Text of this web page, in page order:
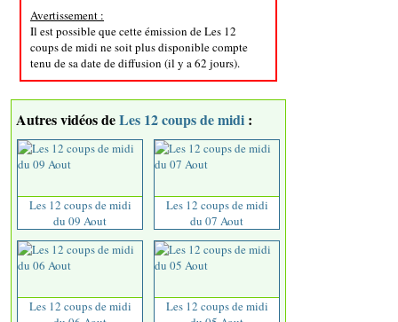
Avertissement :
Il est possible que cette émission de Les 12
coups de midi ne soit plus disponible compte
tenu de sa date de diffusion (il y a 62 jours).
Autres vidéos deLes 12 coups de midi :
Les 12 coups de midi
du 09 Aout
Les 12 coups de midi
du 07 Aout
Les 12 coups de midi
Les 12 coups de midi